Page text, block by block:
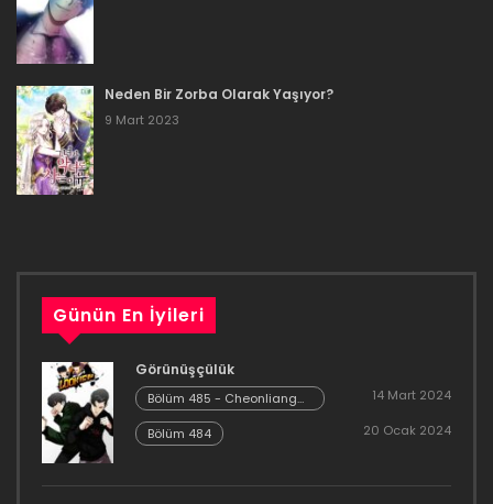
Bölüm 79
16 Aralık 2023
Bölüm 78
16 Aralık 2023
Bölüm 76
16 Aralık 2023
Bölüm 75
16 Aralık 2023
Bölüm 74
Neden Bir Zorba Olarak Yaşıyor?
9 Mart 2023
Günün En İyileri
Görünüşçülük
Bölüm 485 - Cheonliang
[04]
14 Mart 2024
Bölüm 484 20 Ocak 2024